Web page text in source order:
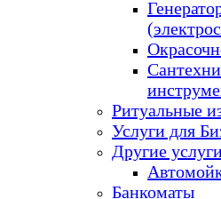
Ритуальные
Услуги для
Другие
Банкоматы